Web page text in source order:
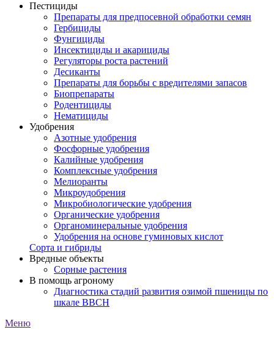
Пестициды
Препараты для предпосевной обработки семян
Гербициды
Фунгициды
Инсектициды и акарициды
Регуляторы роста растений
Десиканты
Препараты для борьбы с вредителями запасов
Биопрепараты
Родентициды
Нематициды
Удобрения
Азотные удобрения
Фосфорные удобрения
Калийные удобрения
Комплексные удобрения
Мелиоранты
Микроудобрения
Микробиологические удобрения
Органические удобрения
Органоминеральные удобрения
Удобрения на основе гуминовых кислот
Сорта и гибриды
Вредные объекты
Сорные растения
В помощь агроному
Диагностика стадий развития озимой пшеницы по
шкале ВВСН
Меню